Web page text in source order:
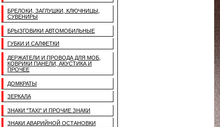
БРЕЛОКИ, ЗАГЛУШКИ, КЛЮЧНИЦЫ,
СУВЕНИРЫ
БРЫЗГОВИКИ АВТОМОБИЛЬНЫЕ
ГУБКИ И САЛФЕТКИ
ДЕРЖАТЕЛИ И ПРОВОДА ДЛЯ МОБ,
КОВРИКИ ПАНЕЛИ, АКУСТИКА И
ПРОЧЕЕ
ДОМКРАТЫ
ЗЕРКАЛА
ЗНАКИ "TAXI" И ПРОЧИЕ ЗНАКИ
ЗНАКИ АВАРИЙНОЙ ОСТАНОВКИ